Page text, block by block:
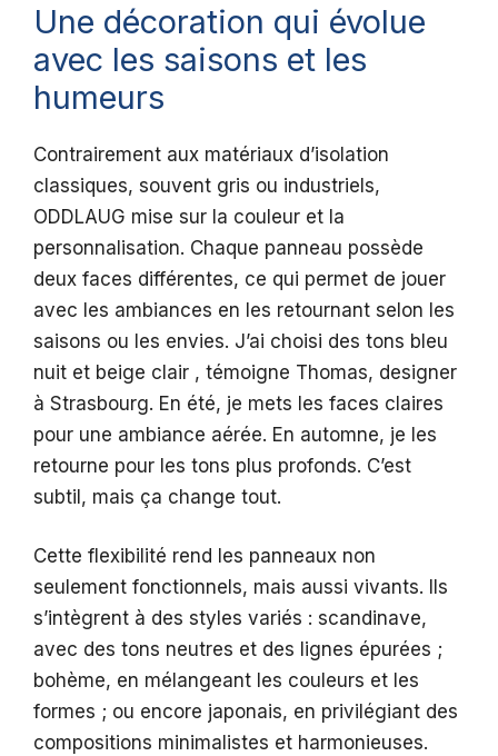
Une décoration qui évolue
avec les saisons et les
humeurs
Contrairement aux matériaux d’isolation
classiques, souvent gris ou industriels,
ODDLAUG mise sur la couleur et la
personnalisation. Chaque panneau possède
deux faces différentes, ce qui permet de jouer
avec les ambiances en les retournant selon les
saisons ou les envies. J’ai choisi des tons bleu
nuit et beige clair , témoigne Thomas, designer
à Strasbourg. En été, je mets les faces claires
pour une ambiance aérée. En automne, je les
retourne pour les tons plus profonds. C’est
subtil, mais ça change tout.
Cette flexibilité rend les panneaux non
seulement fonctionnels, mais aussi vivants. Ils
s’intègrent à des styles variés : scandinave,
avec des tons neutres et des lignes épurées ;
bohème, en mélangeant les couleurs et les
formes ; ou encore japonais, en privilégiant des
compositions minimalistes et harmonieuses.